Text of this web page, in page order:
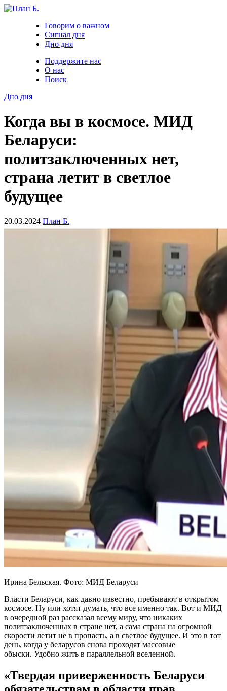
Говорим о важном
Сигнал дня
Дно дня
Поддержите нас
О нас
Поиск
Дно дня
Когда вы в космосе. МИД
Беларуси:
политзаключенных нет,
страна летит в светлое
будущее
20.03.2024 План Б.
Ирина Бельская. Фото: МИД Беларуси
Власти Беларуси, как давно известно, пребывают в открытом
космосе. Ну или хотят думать, что все именно так. Вот и МИД
в очередной раз рассказал всему миру, что никаких
политзаключенных в стране нет, а сама страна на огромной
скорости летит не в пропасть, а в светлое будущее. И это в тот
день, когда у беларусов снова проходят массовые
обыски. Удобно жить в параллельной вселенной.
«Твердая приверженность Беларуси